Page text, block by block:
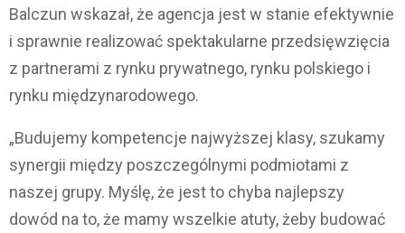
Balczun wskazał, że agencja jest w stanie efektywnie
i sprawnie realizować spektakularne przedsięwzięcia
z partnerami z rynku prywatnego, rynku polskiego i
rynku międzynarodowego.
„Budujemy kompetencje najwyższej klasy, szukamy
synergii między poszczególnymi podmiotami z
naszej grupy. Myślę, że jest to chyba najlepszy
dowód na to, że mamy wszelkie atuty, żeby budować